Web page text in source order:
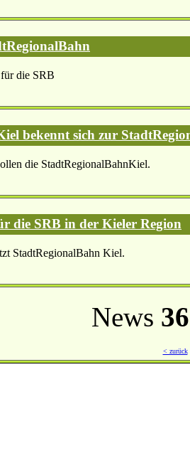
die SRB
bekennt sich zur
die StadtRegionalBahnKiel.
die SRB in der Kieler Region
StadtRegionalBahn Kiel.
News
< zurück